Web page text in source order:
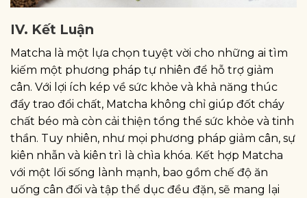
IV. Kết Luận
Matcha là một lựa chọn tuyệt vời cho những ai tìm
kiếm một phương pháp tự nhiên để hỗ trợ giảm
cân. Với lợi ích kép về sức khỏe và khả năng thúc
đẩy trao đổi chất, Matcha không chỉ giúp đốt cháy
chất béo mà còn cải thiện tổng thể sức khỏe và tinh
thần. Tuy nhiên, như mọi phương pháp giảm cân, sự
kiên nhẫn và kiên trì là chìa khóa. Kết hợp Matcha
với một lối sống lành mạnh, bao gồm chế độ ăn
uống cân đối và tập thể dục đều đặn, sẽ mang lại